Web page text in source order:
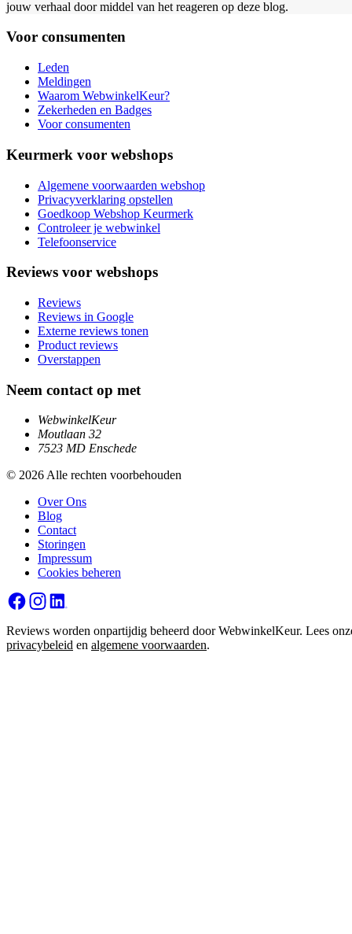
jouw verhaal door middel van het reageren op deze blog.
Voor consumenten
Leden
Meldingen
Waarom WebwinkelKeur?
Zekerheden en Badges
Voor consumenten
Keurmerk voor webshops
Algemene voorwaarden webshop
Privacyverklaring opstellen
Goedkoop Webshop Keurmerk
Controleer je webwinkel
Telefoonservice
Reviews voor webshops
Reviews
Reviews in Google
Externe reviews tonen
Product reviews
Overstappen
Neem contact op met
WebwinkelKeur
Moutlaan 32
7523 MD Enschede
© 2026 Alle rechten voorbehouden
Over Ons
Blog
Contact
Storingen
Impressum
Cookies beheren
Reviews worden onpartijdig beheerd door WebwinkelKeur. Lees
privacybeleid en algemene voorwaarden.